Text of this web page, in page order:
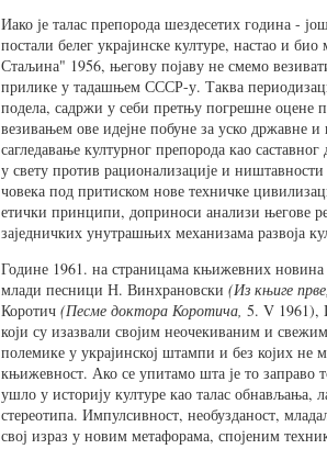
Иако је талас препорода шездесетих година -
постали белег украјинске културе, настао и
Стаљина" 1956, његову појаву не смемо
прилике у тадашњем СССР-у. Таква
подела, садржи у себи претњу погрешне оцене
везивањем ове идејне побуне за уско државне
сагледавање културног препорода као
у свету против рационализације и
човека под притиском нове техничке
етички принципи, доприноси анализи његове
заједничких унутрашњих механизама развоја
Године 1961. на страницама књижевних новина
млади песници Н. Винхрановски (Из књиге
Коротич (Песме доктора Коротича, 5. V
који су изазвали својим неочекиваним и
полемике у украјинској штампи и без којих не
књижевност. Ако се упитамо шта је то заправо
ушло у историју културе као талас обнављања,
стереотипа. Импулсивност, необузданост,
свој израз у новим метафорама, спојеним